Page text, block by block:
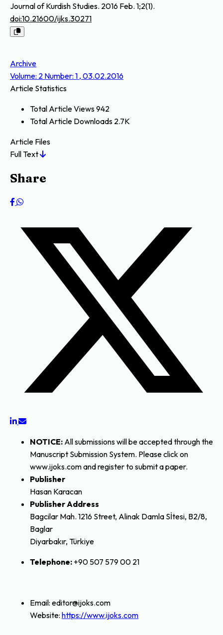
Journal of Kurdish Studies. 2016 Feb. 1;2(1).
doi:10.21600/ijks.30271
Archive
Volume: 2 Number: 1 , 03.02.2016
Article Statistics
Total Article Views942
Total Article Downloads 2.7K
Article Files
Full Text
Share
NOTICE : All submissions will be accepted through the
Manuscript Submission System. Please click on
www.ijoks.com and register to submit a paper.
Publisher
Hasan Karacan
Publisher Address
Bagcilar Mah. 1216 Street, Alinak Damla Sİtesi, B2/8,
Baglar
Diyarbakır, Türkiye
Telephone: +90 507 579 00 21
Email: editor@ijoks.com
Website: https://www.ijoks.com